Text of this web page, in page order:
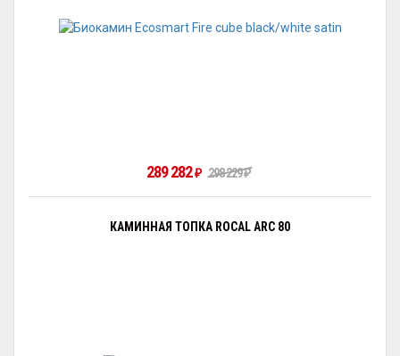
289 282 ₽ 298 229₽
КАМИННАЯ ТОПКА ROCAL ARC 80